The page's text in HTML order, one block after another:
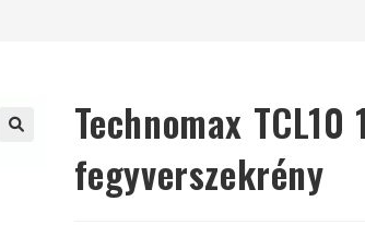
Technomax
fegyverszekrény